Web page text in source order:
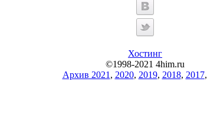
Хостинг
©1998-2021 4him.ru
Архив 2021 , 2020, 2019, 2018, 2017,